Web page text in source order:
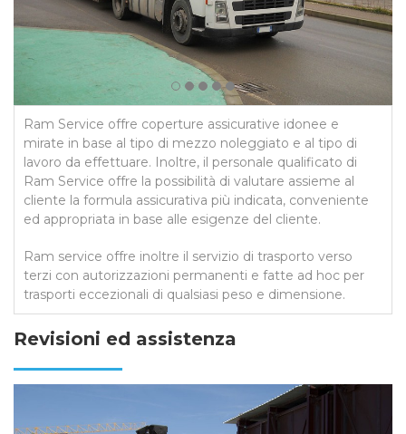
Ram Service offre coperture assicurative idonee e
mirate in base al tipo di mezzo noleggiato e al tipo di
lavoro da effettuare. Inoltre, il personale qualificato di
Ram Service offre la possibilità di valutare assieme al
cliente la formula assicurativa più indicata, conveniente
ed appropriata in base alle esigenze del cliente.
Ram service offre inoltre il servizio di trasporto verso
terzi con autorizzazioni permanenti e fatte ad hoc per
trasporti eccezionali di qualsiasi peso e dimensione.
Revisioni ed assistenza